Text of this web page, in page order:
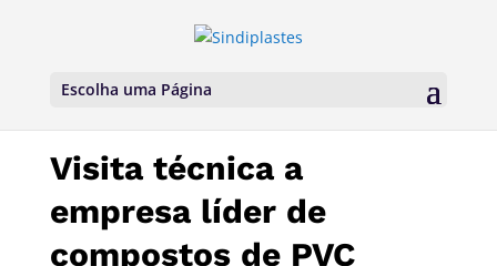
Escolha uma Página
Visita técnica a
empresa líder de
compostos de PVC